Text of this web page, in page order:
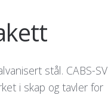
stål. CABS-SV
i skap og tavler for